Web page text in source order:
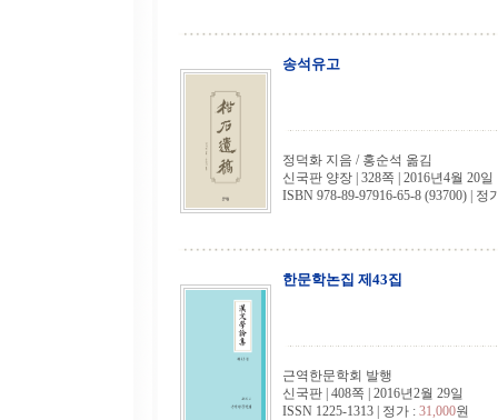
송석유고
정덕화 지음 / 홍순석 옮김
신국판 양장 | 328쪽 | 2016년4월 20일
ISBN 978-89-97916-65-8 (93700) | 정
한문학논집 제43집
근역한문학회 발행
신국판 | 408쪽 | 2016년2월 29일
ISSN 1225-1313 | 정가 : 31,000원